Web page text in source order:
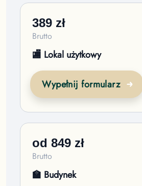
389 zł
Brutto
🏬 Lokal użytkowy
Wypełnij formularz
od849 zł
Brutto
🏫 Budynek